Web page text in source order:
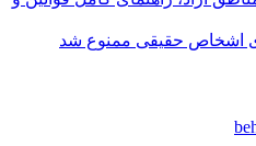
اشخاص حقیقی ممنوع شد